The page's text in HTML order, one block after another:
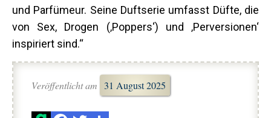
und Parfümeur. Seine Duftserie umfasst Düfte, die
von Sex, Drogen (‚Poppers‘) und ‚Perversionen‘
inspiriert sind.“
Veröffentlicht am 31 August 2025